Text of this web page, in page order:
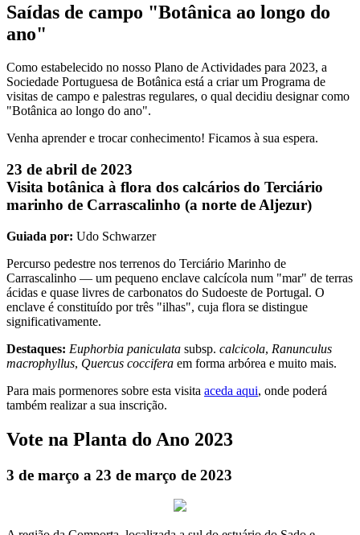
Saídas de campo "Botânica ao longo do
ano"
Como estabelecido no nosso Plano de Actividades para 2023, a
Sociedade Portuguesa de Botânica está a criar um Programa de
visitas de campo e palestras regulares, o qual decidiu designar como
"Botânica ao longo do ano".
Venha aprender e trocar conhecimento! Ficamos à sua espera.
23 de abril de 2023
Visita botânica à flora dos calcários do Terciário
marinho de Carrascalinho (a norte de Aljezur)
Guiada por: Udo Schwarzer
Percurso pedestre nos terrenos do Terciário Marinho de
Carrascalinho — um pequeno enclave calcícola num "mar" de terras
ácidas e quase livres de carbonatos do Sudoeste de Portugal. O
enclave é constituído por três "ilhas", cuja flora se distingue
significativamente.
Destaques: Euphorbia paniculata subsp. calcicola, Ranunculus
macrophyllus, Quercus coccifera em forma arbórea e muito mais.
Para mais pormenores sobre esta visita aceda aqui, onde poderá
também realizar a sua inscrição.
Vote na Planta do Ano 2023
3 de março a 23 de março de 2023